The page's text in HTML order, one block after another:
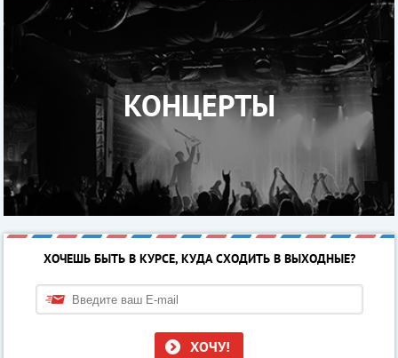
КОНЦЕРТЫ
ХОЧЕШЬ БЫТЬ В КУРСЕ, КУДА СХОДИТЬ В ВЫХОДНЫЕ?
ХОЧУ!